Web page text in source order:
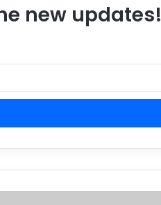
new updates!